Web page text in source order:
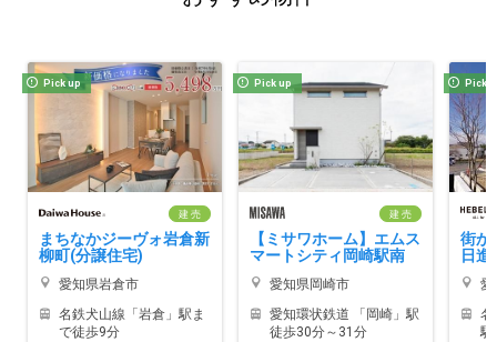
Pick up
建 売
まちなかジーヴォ岩倉新
柳町(分譲住宅)
愛知県岩倉市
名鉄犬山線「岩倉」駅ま
で徒歩9分
Pick up
建 売
【ミサワホーム】エムス
マートシティ岡崎駅南
愛知県岡崎市
愛知環状鉄道 「岡崎」駅
徒歩30分～31分
Pick
街
日進
愛
名
駅